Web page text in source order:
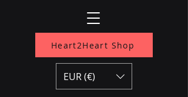
Heart2Heart Shop
EUR (€)